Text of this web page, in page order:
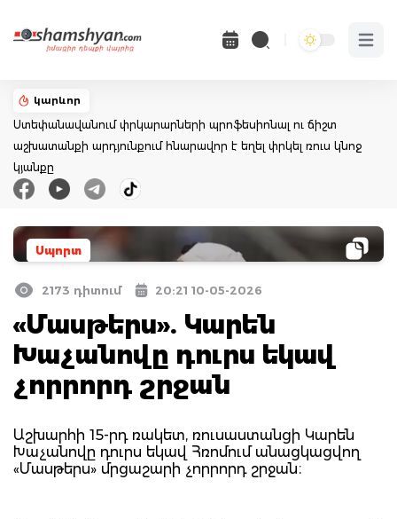
Open
կարևոր
Ստեփանավանում փրկարարների պրոֆեսիոնալ ու ճիշտ
աշխատանքի արդյունքում հնարավոր է եղել փրկել ռուս կնոջ
կյանքը
Սպորտ
2173 դիտում 20:21 10-05-2026
«Մասթերս». Կարեն
Խաչանովը դուրս եկավ
չորրորդ շրջան
Աշխարհի 15-րդ ռակետ, ռուսաստանցի Կարեն
Խաչանովը դուրս եկավ Հռոմում անացկացվող
«Մասթերս» մրցաշարի չորրորդ շրջան։